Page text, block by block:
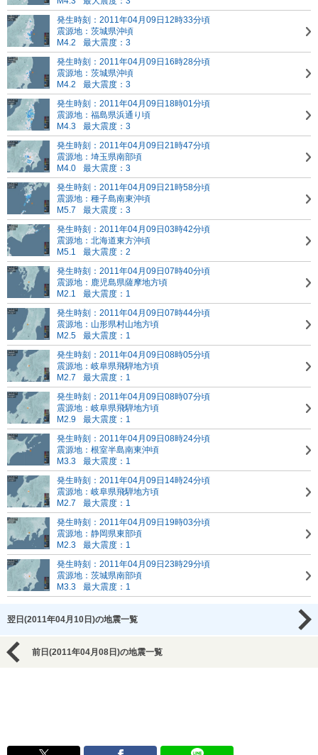
発生時刻：2011年04月09日12時33分頃
震源地：茨城県沖頃
M4.2
最大震度：3
発生時刻：2011年04月09日16時28分頃
震源地：茨城県沖頃
M4.2
最大震度：3
発生時刻：2011年04月09日18時01分頃
震源地：福島県浜通り頃
M4.3
最大震度：3
発生時刻：2011年04月09日21時47分頃
震源地：埼玉県南部頃
M4.0
最大震度：3
発生時刻：2011年04月09日21時58分頃
震源地：種子島南東沖頃
M5.7
最大震度：3
発生時刻：2011年04月09日03時42分頃
震源地：北海道東方沖頃
M5.1
最大震度：2
発生時刻：2011年04月09日07時40分頃
震源地：鹿児島県薩摩地方頃
M2.1
最大震度：1
発生時刻：2011年04月09日07時44分頃
震源地：山形県村山地方頃
M2.5
最大震度：1
発生時刻：2011年04月09日08時05分頃
震源地：岐阜県飛騨地方頃
M2.7
最大震度：1
発生時刻：2011年04月09日08時07分頃
震源地：岐阜県飛騨地方頃
M2.9
最大震度：1
発生時刻：2011年04月09日08時24分頃
震源地：根室半島南東沖頃
M3.3
最大震度：1
発生時刻：2011年04月09日14時24分頃
震源地：岐阜県飛騨地方頃
M2.7
最大震度：1
発生時刻：2011年04月09日19時03分頃
震源地：静岡県東部頃
M2.3
最大震度：1
発生時刻：2011年04月09日23時29分頃
震源地：茨城県南部頃
M3.3
最大震度：1
翌日(2011年04月10日)の地震一覧
前日(2011年04月08日)の地震一覧